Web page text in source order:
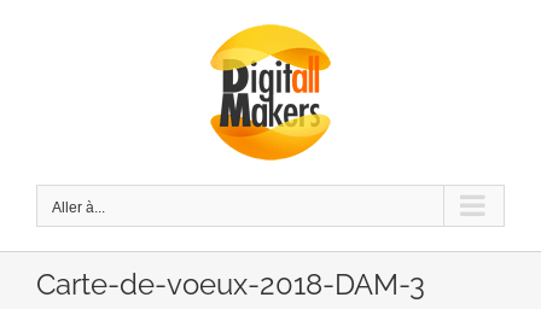
Aller à...
Carte-de-voeux-2018-DAM-3